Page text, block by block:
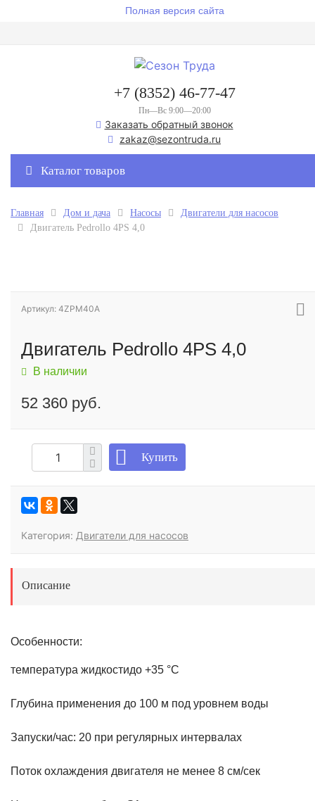
Полная версия сайта
+7 (8352) 46-77-47
Пн—Вс 9:00—20:00
Заказать обратный звонок
zakaz@sezontruda.ru
Каталог товаров
Главная Дом и дача Насосы
Двигатели для насосов
Двигатель Pedrollo 4PS 4,0
Артикул: 4ZPM40A
Двигатель Pedrollo 4PS 4,0
В наличии
52 360 руб.
Купить
Категория: Двигатели для насосов
Описание
Особенности:
температура жидкостидо +35 °C
Глубина применения до 100 м под уровнем воды
Запуски/час: 20 при регулярных интервалах
Поток охлаждения двигателя не менее 8 см/сек